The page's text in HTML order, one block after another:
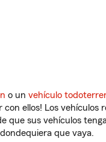
o un vehículo
ellos! Los vehículos
que sus vehículos
que vaya.